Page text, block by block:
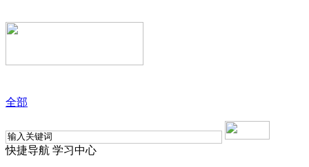
全部
快捷导航 学习中心